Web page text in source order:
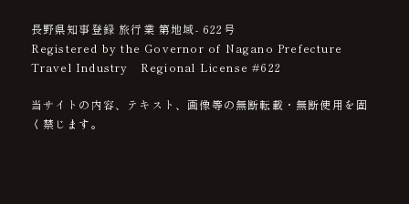
長野県知事登録 旅行業 第地域- 622号
Registered by the Governor of Nagano Prefecture
Travel Industry Regional License #622
当サイトの内容、テキスト、画像等の無断転載・無断使用を固
く禁じます。